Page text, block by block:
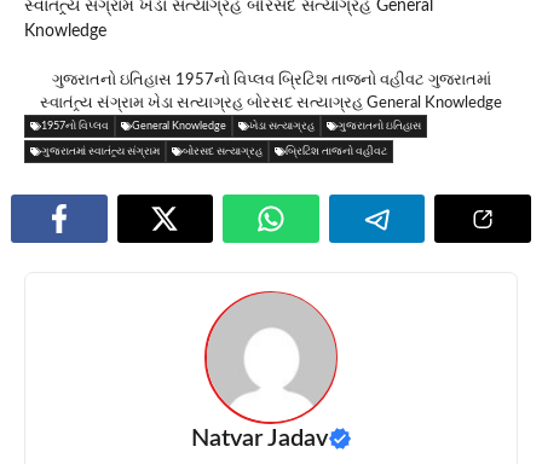
ગુજરાતનો ઇતિહાસ 1957નો વિપ્લવ બ્રિટિશ તાજનો વહીવટ ગુજરાતમાં
સ્વાતંત્ર્ય સંગ્રામ ખેડા સત્યાગ્રહ બોરસદ સત્યાગ્રહ General Knowledge
1957નો વિપ્લવ General Knowledge ખેડા સત્યાગ્રહ ગુજરાતનો ઇતિહાસ
ગુજરાતમાં સ્વાતંત્ર્ય સંગ્રામ બોરસદ સત્યાગ્રહ બ્રિટિશ તાજનો વહીવટ
Natvar Jadav